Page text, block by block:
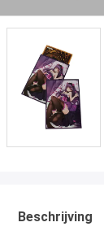
Beschrijving